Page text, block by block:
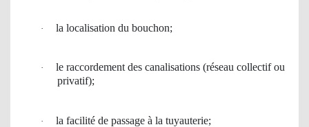
· la localisation du bouchon;
· le raccordement des canalisations (réseau collectifou
privatif);
· la facilité de passage à la tuyauterie;